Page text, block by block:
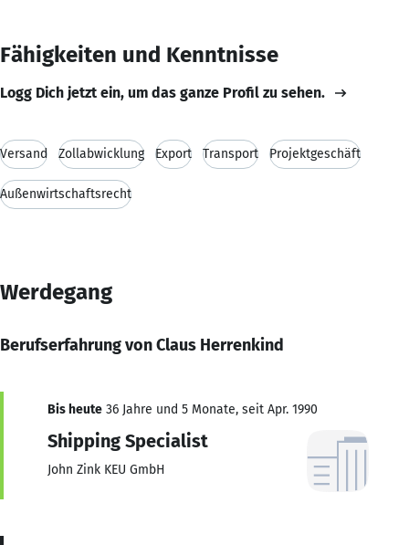
Fähigkeiten und Kenntnisse
Logg Dich jetzt ein, um das ganze Profil zu sehen.
Versand Zollabwicklung Export Transport Projektgeschäft
Außenwirtschaftsrecht
Werdegang
Berufserfahrung von Claus Herrenkind
Bis heute 36 Jahre und 5 Monate, seit Apr. 1990
Shipping Specialist
John Zink KEU GmbH